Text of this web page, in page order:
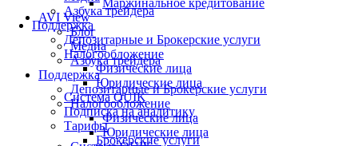
Азбука трейдера
Поддержка
Депозитарные и Брокерские услуги
Налогообложение
Физические лица
Юридические лица
Система QUIK
Подписка на аналитику
Тарифы
Брокерские услуги
Маржинальное кредитование
AVI View
Блог
Медиа
Азбука трейдера
Поддержка
Депозитарные и Брокерские услуги
Налогообложение
Физические лица
Юридические лица